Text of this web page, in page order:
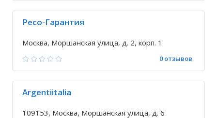
Ресо-Гарантия
Москва, Моршанская улица, д. 2, корп. 1
0 отзывов
Argentiitalia
109153, Москва, Моршанская улица, д. 6